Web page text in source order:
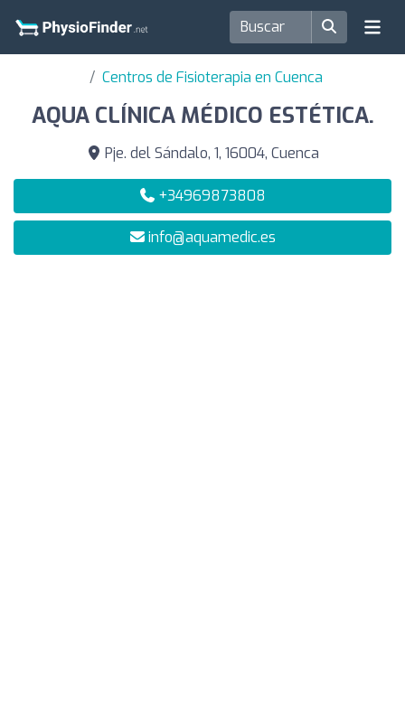
Centros de Fisioterapia en Cuenca
AQUA CLÍNICA MÉDICO ESTÉTICA.
Pje. del Sándalo, 1, 16004, Cuenca
+34969873808
info@aquamedic.es